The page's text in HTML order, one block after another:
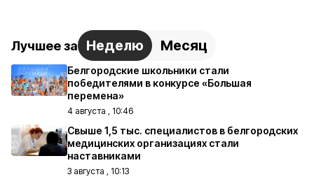
Лучшее за Неделю Месяц
Белгородские школьники стали
победителями в конкурсе «Большая
перемена»
4 августа , 10:46
Свыше 1,5 тыс. специалистов в белгородских
медицинских организациях стали
наставниками
3 августа , 10:13